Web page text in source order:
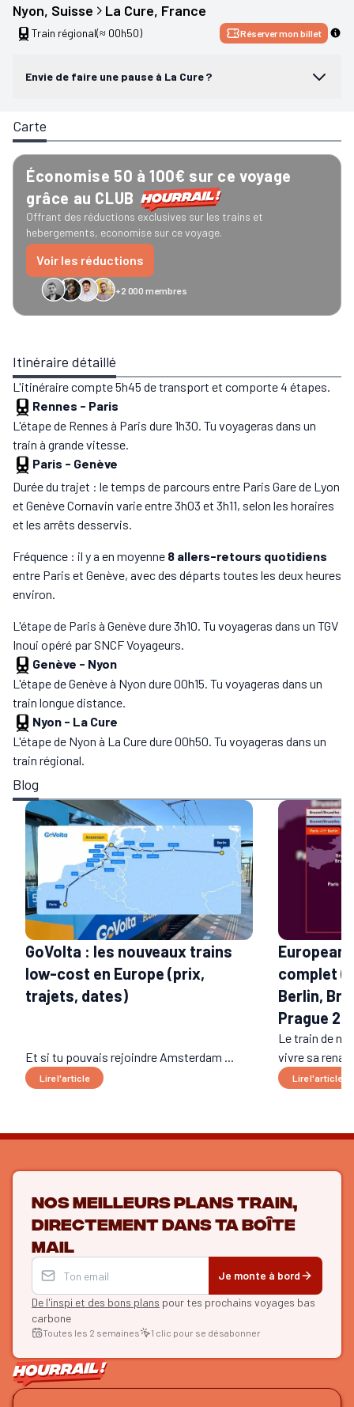
Nyon, Suisse La Cure, France
Train régional(≈ 00h50) Réserver mon billet
Envie de faire une pause à La Cure ?
Carte
Économise 50 à 100€ sur ce voyage
grâce au CLUB
Offrant des réductions exclusives sur les trains et
hebergements, economise sur ce voyage.
Voir les réductions
+2 000 membres
GreenGo Caledonian
Itinéraire détaillé
L'itinéraire compte 5h45 de transport et comporte 4 étapes.
Rennes - Paris
L'étape de Rennes à Paris dure 1h30. Tu voyageras dans un
train à grande vitesse.
Paris - Genève
Durée du trajet : le temps de parcours entre Paris Gare de Lyon
et Genève Cornavin varie entre 3h03 et 3h11, selon les horaires
et les arrêts desservis.
Fréquence : il y a en moyenne 8 allers-retours quotidiens
entre Paris et Genève, avec des départs toutes les deux heures
environ.
L'étape de Paris à Genève dure 3h10. Tu voyageras dans un TGV
Inoui opéré par SNCF Voyageurs.
Genève - Nyon
L'étape de Genève à Nyon dure 00h15. Tu voyageras dans un
train longue distance.
Nyon - La Cure
L'étape de Nyon à La Cure dure 00h50. Tu voyageras dans un
train régional.
Blog
GoVolta : les nouveaux trains
low-cost en Europe (prix,
trajets, dates)
Et si tu pouvais rejoindre Amsterdam ...
Lire l'article
European
complet
Berlin,
Prague
Le train de
vivre sa
Lire l'article
Nos meilleurs plans train,
directement dans ta boîte
mail
Je monte à bord
De l'inspi et des bons plans pour tes prochains voyages bas
carbone
Toutes les 2 semaines 1 clic pour se désabonner
ON SE SUIT ?